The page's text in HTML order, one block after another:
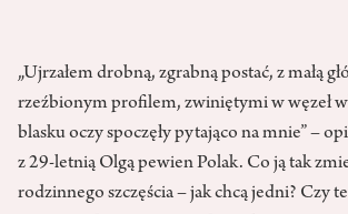
„Ujrzałem drobną, zgrabną postać, z małą
rzeźbionym profilem, zwiniętymi w węzeł
blasku oczy spoczęły pytająco na mnie” –
z 29-letnią Olgą pewien Polak. Co ją tak
rodzinnego szczęścia – jak chcą jedni? Czy